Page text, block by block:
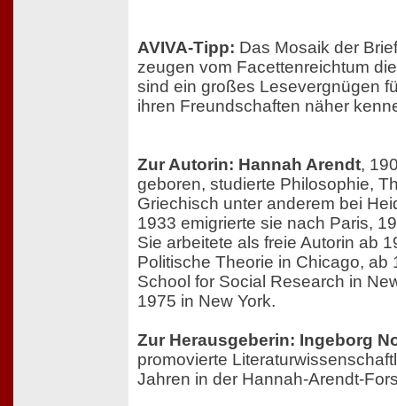
AVIVA-Tipp: Das Mosaik der
zeugen vom Facettenreichtum
sind ein großes Lesevergnügen
ihren Freundschaften näher
Zur Autorin: Hannah Arendt,
geboren, studierte Philosophie,
Griechisch unter anderem bei
1933 emigrierte sie nach Paris,
Sie arbeitete als freie Autorin ab
Politische Theorie in Chicago, ab
School for Social Research in
1975 in New York.
Zur Herausgeberin: Ingeborg
promovierte
Jahren in der Hannah-Arendt-